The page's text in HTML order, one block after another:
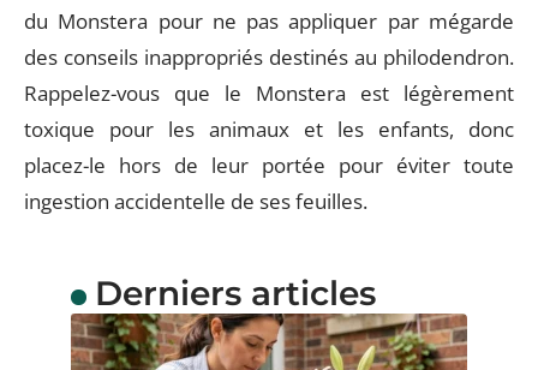
du Monstera pour ne pas appliquer par mégarde
des conseils inappropriés destinés au philodendron.
Rappelez-vous que le Monstera est légèrement
toxique pour les animaux et les enfants, donc
placez-le hors de leur portée pour éviter toute
ingestion accidentelle de ses feuilles.
Derniers articles